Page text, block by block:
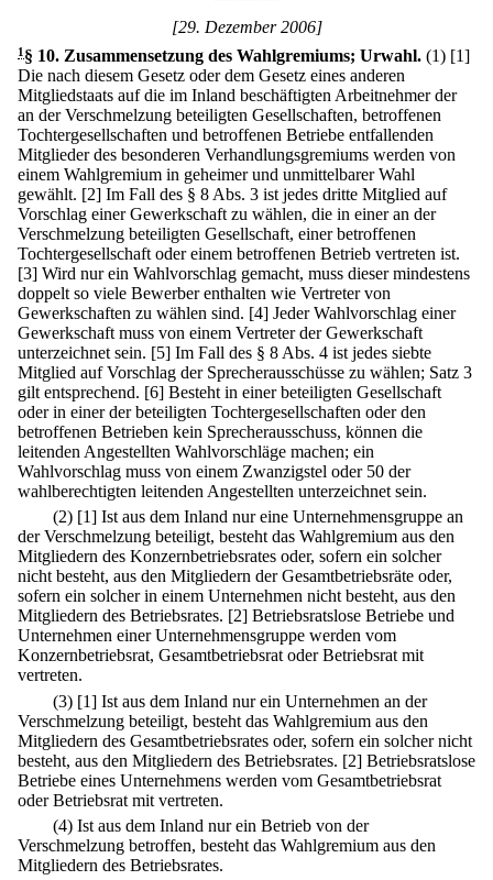
[29. Dezember 2006]
1 § 10. Zusammensetzung des Wahlgremiums; Urwahl. (1) [1]
Die nach diesem Gesetz oder dem Gesetz eines anderen
Mitgliedstaats auf die im Inland beschäftigten Arbeitnehmer der
an der Verschmelzung beteiligten Gesellschaften, betroffenen
Tochtergesellschaften und betroffenen Betriebe entfallenden
Mitglieder des besonderen Verhandlungsgremiums werden von
einem Wahlgremium in geheimer und unmittelbarer Wahl
gewählt. [2] Im Fall des § 8 Abs. 3 ist jedes dritte Mitglied auf
Vorschlag einer Gewerkschaft zu wählen, die in einer an der
Verschmelzung beteiligten Gesellschaft, einer betroffenen
Tochtergesellschaft oder einem betroffenen Betrieb vertreten ist.
[3] Wird nur ein Wahlvorschlag gemacht, muss dieser mindestens
doppelt so viele Bewerber enthalten wie Vertreter von
Gewerkschaften zu wählen sind. [4] Jeder Wahlvorschlag einer
Gewerkschaft muss von einem Vertreter der Gewerkschaft
unterzeichnet sein. [5] Im Fall des § 8 Abs. 4 ist jedes siebte
Mitglied auf Vorschlag der Sprecherausschüsse zu wählen; Satz 3
gilt entsprechend. [6] Besteht in einer beteiligten Gesellschaft
oder in einer der beteiligten Tochtergesellschaften oder den
betroffenen Betrieben kein Sprecherausschuss, können die
leitenden Angestellten Wahlvorschläge machen; ein
Wahlvorschlag muss von einem Zwanzigstel oder 50 der
wahlberechtigten leitenden Angestellten unterzeichnet sein.
(2) [1] Ist aus dem Inland nur eine Unternehmensgruppe an
der Verschmelzung beteiligt, besteht das Wahlgremium aus den
Mitgliedern des Konzernbetriebsrates oder, sofern ein solcher
nicht besteht, aus den Mitgliedern der Gesamtbetriebsräte oder,
sofern ein solcher in einem Unternehmen nicht besteht, aus den
Mitgliedern des Betriebsrates. [2] Betriebsratslose Betriebe und
Unternehmen einer Unternehmensgruppe werden vom
Konzernbetriebsrat, Gesamtbetriebsrat oder Betriebsrat mit
vertreten.
(3) [1] Ist aus dem Inland nur ein Unternehmen an der
Verschmelzung beteiligt, besteht das Wahlgremium aus den
Mitgliedern des Gesamtbetriebsrates oder, sofern ein solcher nicht
besteht, aus den Mitgliedern des Betriebsrates. [2] Betriebsratslose
Betriebe eines Unternehmens werden vom Gesamtbetriebsrat
oder Betriebsrat mit vertreten.
(4) Ist aus dem Inland nur ein Betrieb von der
Verschmelzung betroffen, besteht das Wahlgremium aus den
Mitgliedern des Betriebsrates.